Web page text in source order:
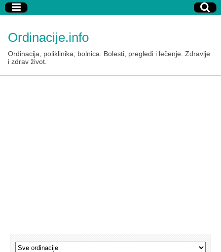
Ordinacije.info
Ordinacija, poliklinika, bolnica. Bolesti, pregledi i lečenje. Zdravlje
i zdrav život.